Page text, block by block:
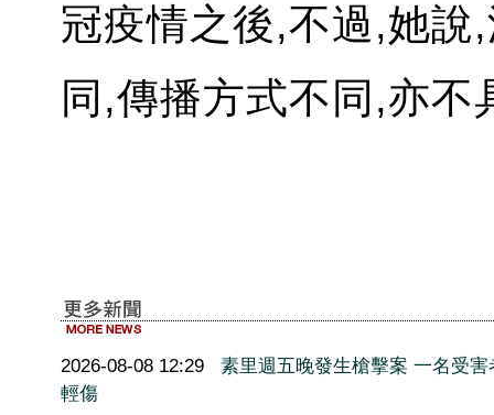
冠疫情之後,不過,她說
同,傳播方式不同,亦不
2026-08-08 12:29
素里週五晚發生槍擊案 一名受害
輕傷